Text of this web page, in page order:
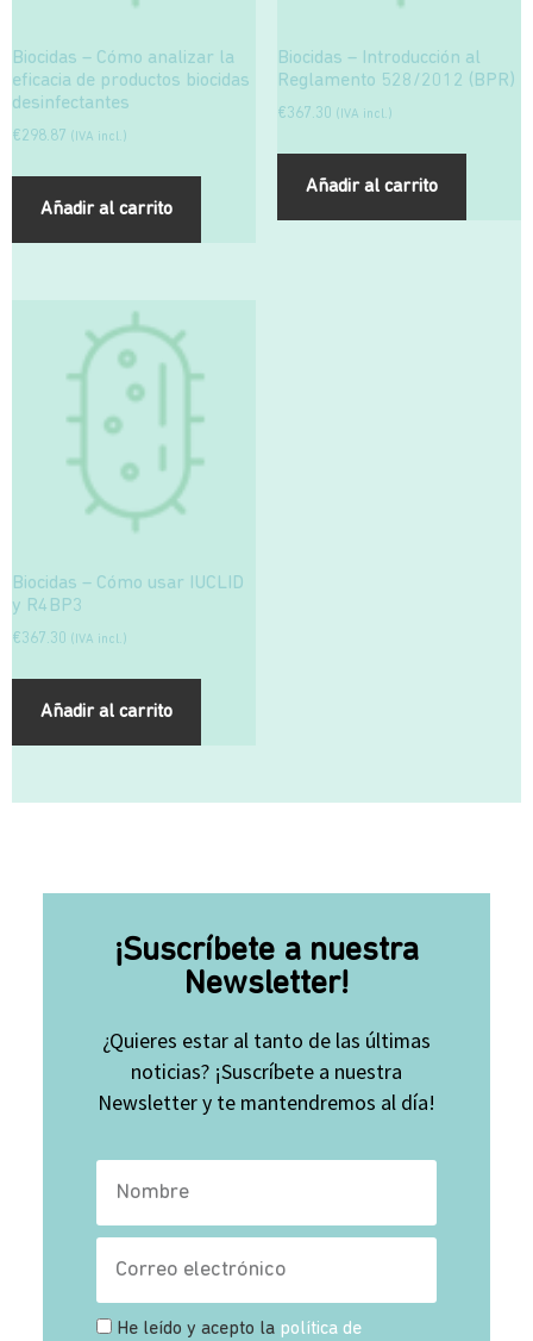
Biocidas – Cómo analizar la
eficacia de productos biocidas
desinfectantes
€298.87 (IVA incl.)
Añadir al carrito
Biocidas – Introducción al
Reglamento 528/2012 (BPR)
€367.30 (IVA incl.)
Añadir al carrito
Biocidas – Cómo usar IUCLID
y R4BP3
€367.30 (IVA incl.)
Añadir al carrito
¡Suscríbete a nuestra
Newsletter!
¿Quieres estar al tanto de las últimas
noticias? ¡Suscríbete a nuestra
Newsletter y te mantendremos al día!
He leído y acepto la política de